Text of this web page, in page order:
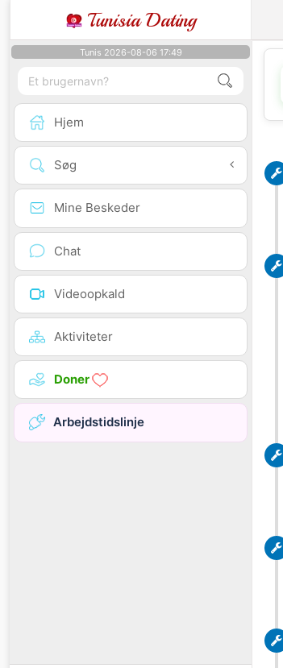
Tunisia Dating
Tunis 2026-08-06 17:49
Hjem
Søg
Mine Beskeder
Chat
Videoopkald
Aktiviteter
Doner
Arbejdstidslinje